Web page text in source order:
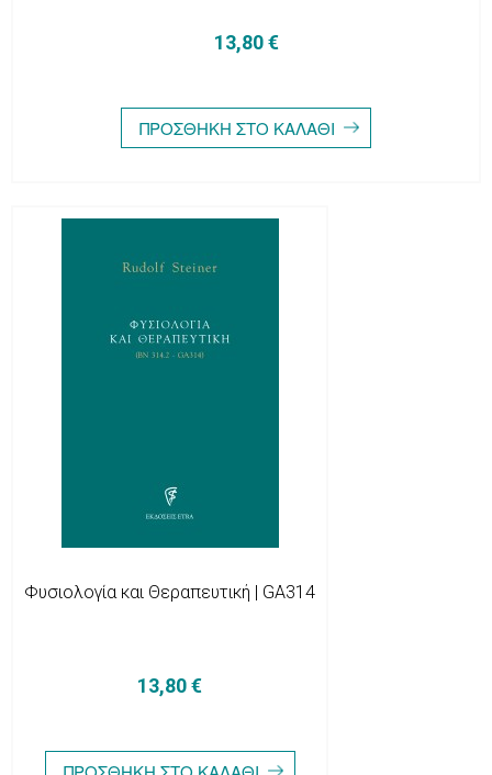
13,80 €
Φυσιολογία και Θεραπευτική | GA314
13,80 €